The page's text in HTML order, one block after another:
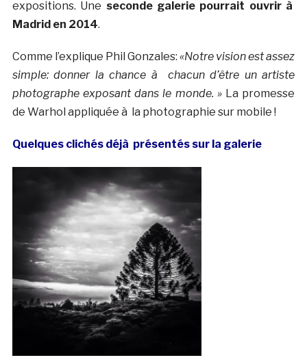
expositions. Une seconde galerie pourrait ouvrir à
Madrid en 2014.
Comme l’explique Phil Gonzales:«Notre vision est assez
simple: donner la chance à chacun d’être un artiste
photographe exposant dans le monde. »La promesse
de Warhol appliquée à la photographie sur mobile !
Quelques clichés déjà présentés sur la galerie